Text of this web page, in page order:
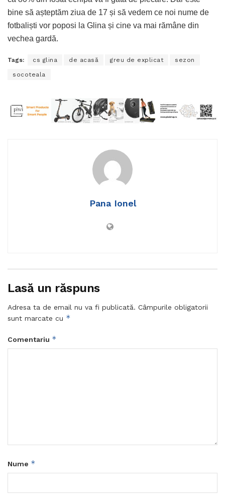
bine să așteptăm ziua de 17 și să vedem ce noi nume de
fotbaliști vor poposi la Glina și cine va mai rămâne din
vechea gardă.
Tags: cs glina de acasă greu de explicat sezon
socoteala
Pana Ionel
Lasă un răspuns
Adresa ta de email nu va fi publicată. Câmpurile obligatorii
sunt marcate cu *
Comentariu *
Nume *